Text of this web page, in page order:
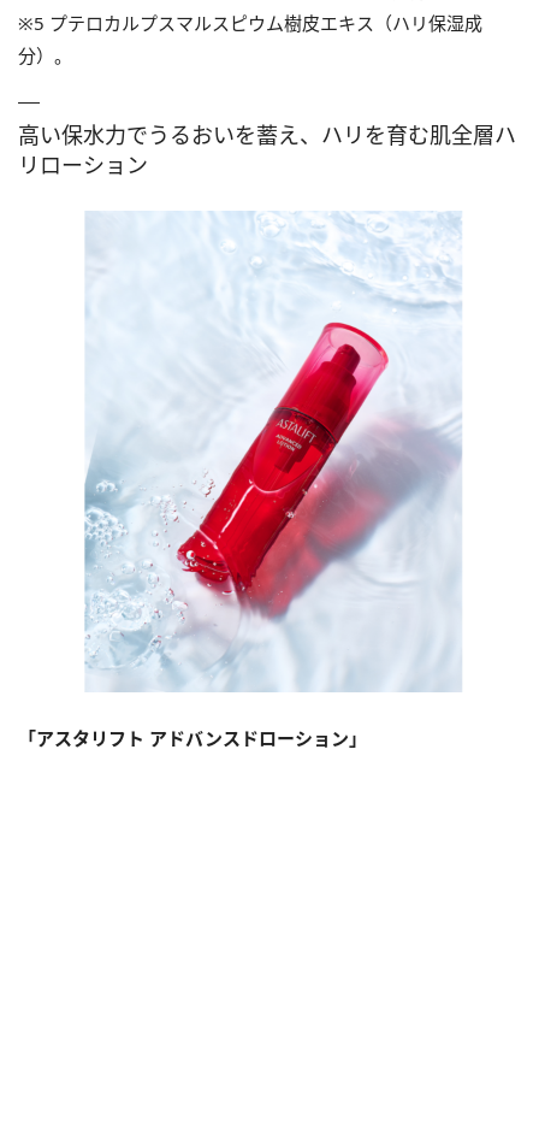
※5 プテロカルプスマルスピウム樹皮エキス（ハリ保湿成
分）。
高い保水力でうるおいを蓄え、ハリを育む肌全層ハ
リローション
「アスタリフト アドバンスドローション」